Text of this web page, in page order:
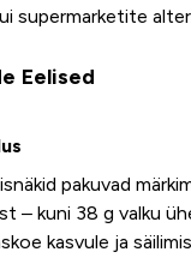
supermarketite
Eelised
pakuvad
– kuni 38 g valku
kasvule ja